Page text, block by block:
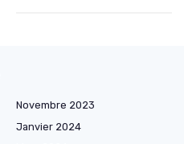
Novembre 2023
Janvier 2024